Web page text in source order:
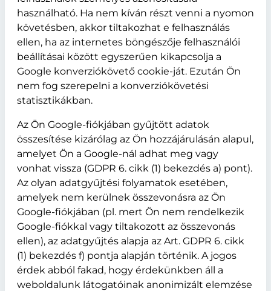
használható. Ha nem kíván részt venni a nyomon
követésben, akkor tiltakozhat e felhasználás
ellen, ha az internetes böngészője felhasználói
beállításai között egyszerűen kikapcsolja a
Google konverziókövető cookie-ját. Ezután Ön
nem fog szerepelni a konverziókövetési
statisztikákban.
Az Ön Google-fiókjában gyűjtött adatok
összesítése kizárólag az Ön hozzájárulásán alapul,
amelyet Ön a Google-nál adhat meg vagy
vonhat vissza (GDPR 6. cikk (1) bekezdés a) pont).
Az olyan adatgyűjtési folyamatok esetében,
amelyek nem kerülnek összevonásra az Ön
Google-fiókjában (pl. mert Ön nem rendelkezik
Google-fiókkal vagy tiltakozott az összevonás
ellen), az adatgyűjtés alapja az Art. GDPR 6. cikk
(1) bekezdés f) pontja alapján történik. A jogos
érdek abból fakad, hogy érdekünkben áll a
weboldalunk látogatóinak anonimizált elemzése